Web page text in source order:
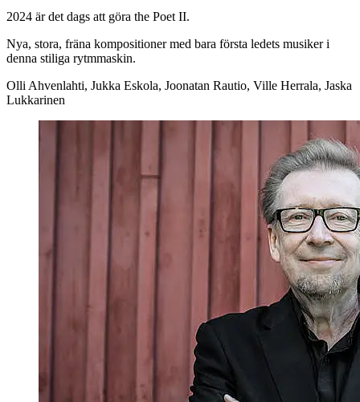
2024 är det dags att göra the Poet II.
Nya, stora, fräna kompositioner med bara första ledets musiker i
denna stiliga rytmmaskin.
Olli Ahvenlahti, Jukka Eskola, Joonatan Rautio, Ville Herrala, Jaska
Lukkarinen